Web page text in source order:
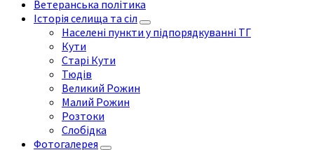
Ветеранська політика
Історія селища та сіл
Населені пункти у підпорядкуванні ТГ
Кути
Старі Кути
Тюдів
Великий Рожин
Малий Рожин
Розтоки
Слобідка
Фотогалерея